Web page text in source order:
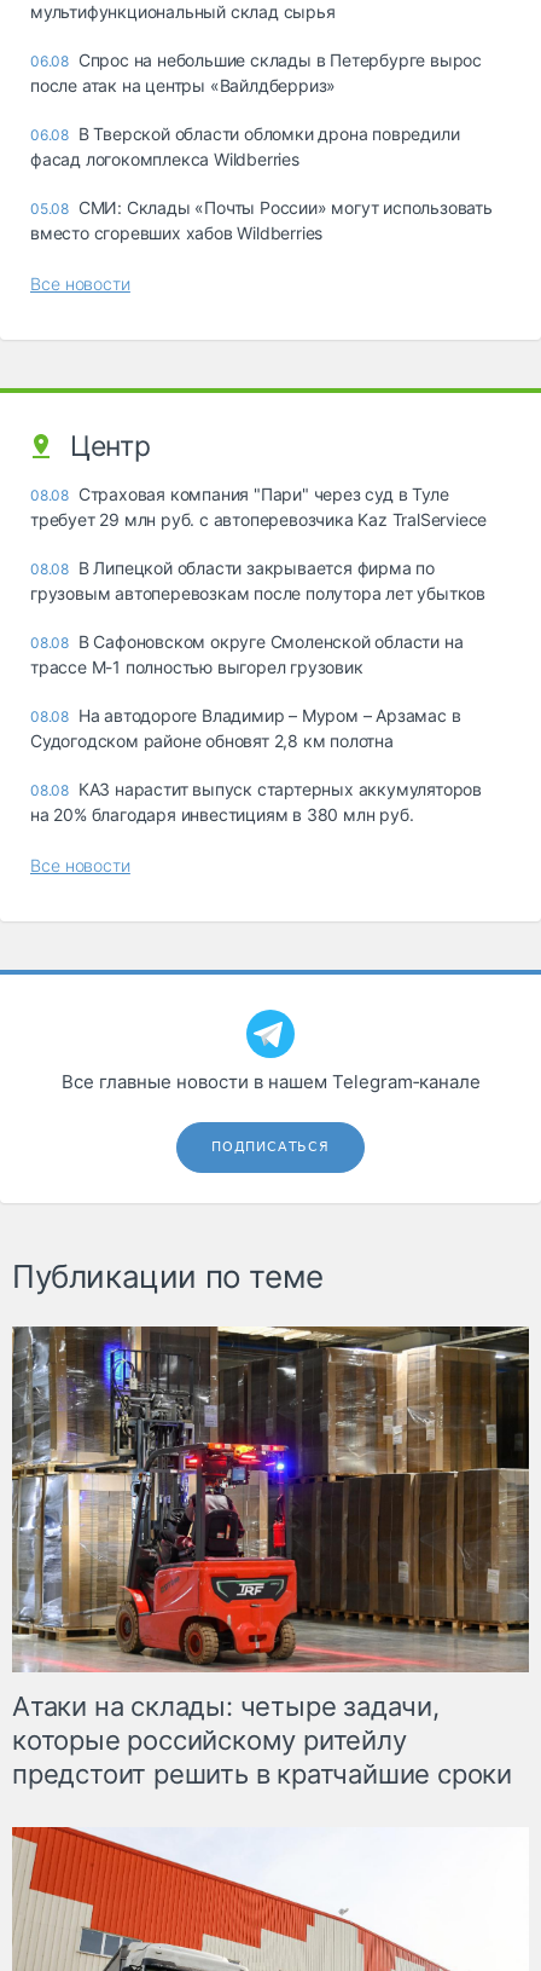
мультифункциональный склад сырья
06.08 Спрос на небольшие склады в Петербурге вырос
после атак на центры «Вайлдберриз»
06.08 В Тверской области обломки дрона повредили
фасад логокомплекса Wildberries
05.08 СМИ: Склады «Почты России» могут использовать
вместо сгоревших хабов Wildberries
Все новости
Центр
08.08 Страховая компания "Пари" через суд в Туле
требует 29 млн руб. с автоперевозчика Kaz TralServiece
08.08 В Липецкой области закрывается фирма по
грузовым автоперевозкам после полутора лет убытков
08.08 В Сафоновском округе Смоленской области на
трассе М-1 полностью выгорел грузовик
08.08 На автодороге Владимир – Муром – Арзамас в
Судогодском районе обновят 2,8 км полотна
08.08 КАЗ нарастит выпуск стартерных аккумуляторов
на 20% благодаря инвестициям в 380 млн руб.
Все новости
Все главные новости в нашем Telegram‑канале
ПОДПИСАТЬСЯ
Публикации по теме
Атаки на склады: четыре задачи,
которые российскому ритейлу
предстоит решить в кратчайшие сроки